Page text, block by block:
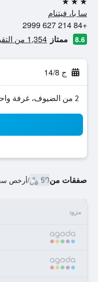
3 نجوم
سا با، فيتنام
+84 214 627 2999
8.6 ممتاز 1,354 من التقييمات تم التحقق منها
ج 14/8
2 من الضيوف، غرفة واحدة
صفقات من60 ﷼ /أرخص
مزود